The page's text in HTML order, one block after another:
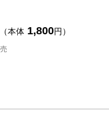
本体 1,800円）